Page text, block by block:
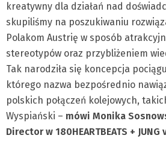
kreatywny dla działań nad
skupiliśmy na poszukiwaniu
Polakom Austrię w sposób
stereotypów oraz przybliżeniem
Tak narodziła się koncepcja
którego nazwa bezpośrednio
polskich połączeń kolejowych,
Wyspiański – mówi Monika
Director w 180HEARTBEATS + JUNG